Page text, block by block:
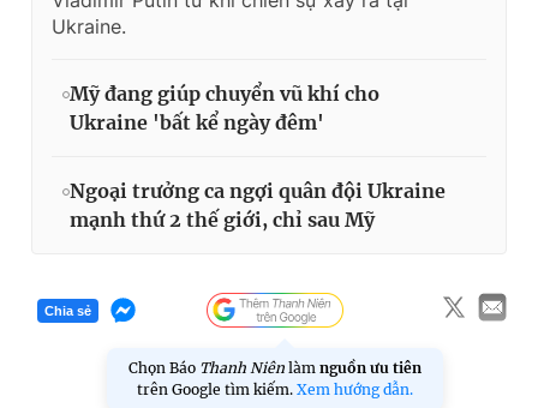
Ukraine.
Mỹ đang giúp chuyển vũ khí cho
Ukraine 'bất kể ngày đêm'
Ngoại trưởng ca ngợi quân đội Ukraine
mạnh thứ 2 thế giới, chỉ sau Mỹ
Chia sẻ
Chọn Báo Thanh Niên làm nguồn ưu tiên
trên Google tìm kiếm. Xem hướng dẫn.